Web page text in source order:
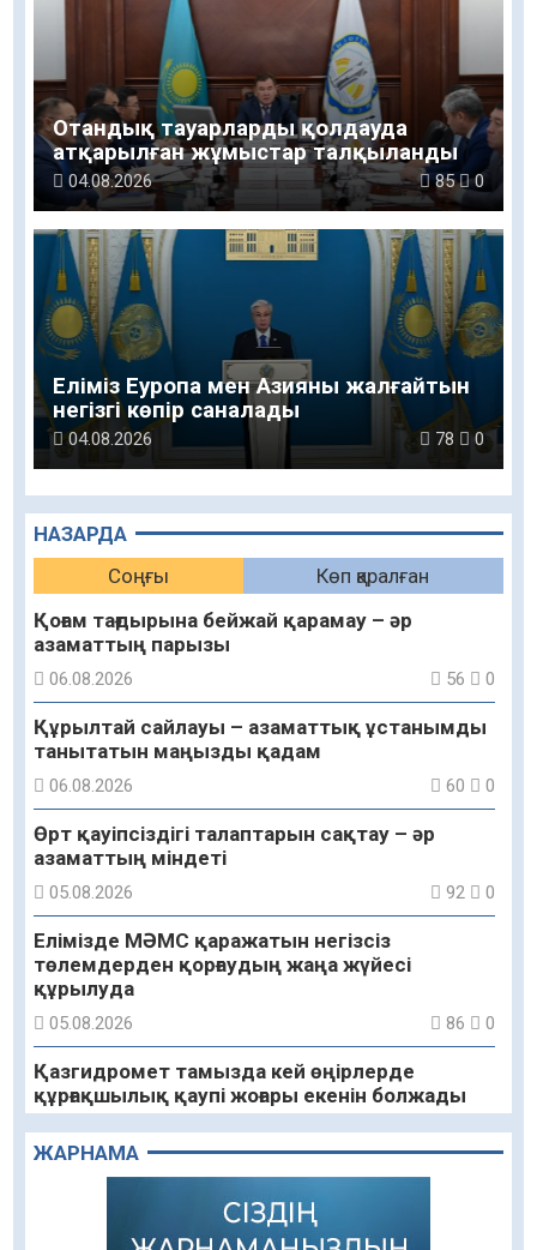
НАЗАРДА
Соңғы
Көп қаралған
Қоғам тағдырына бейжай қарамау – әр
азаматтың парызы
06.08.2026 56 0
Құрылтай сайлауы – азаматтық ұстанымды
танытатын маңызды қадам
06.08.2026 60 0
Өрт қауіпсіздігі талаптарын сақтау – әр
азаматтың міндеті
05.08.2026 92 0
Елімізде МӘМС қаражатын негізсіз
төлемдерден қорғаудың жаңа жүйесі
құрылуда
05.08.2026 86 0
Қазгидромет тамызда кей өңірлерде
құрғақшылық қаупі жоғары екенін болжады
05.08.2026 77 0
Алғашқы цифрлық жасанды интеллект
құралдарының таныстырылымы өтті
05.08.2026
ЖАРНАМА
Отандық тауарларды қолдауда
атқарылған жұмыстар талқыланды
04.08.2026 85 0
Еліміз Еуропа мен Азияны жалғайтын
негізгі көпір саналады
04.08.2026 78 0